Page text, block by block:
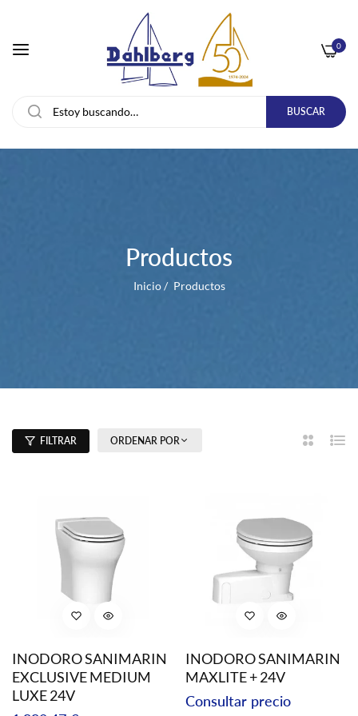
BUSCAR
0
Productos
Inicio / Productos
FILTRAR ORDENAR POR
2
INODORO SANIMARIN
EXCLUSIVE MEDIUM
LUXE 24V
INODORO SANIMARIN
MAXLITE + 24V
Precio
Consultar precio